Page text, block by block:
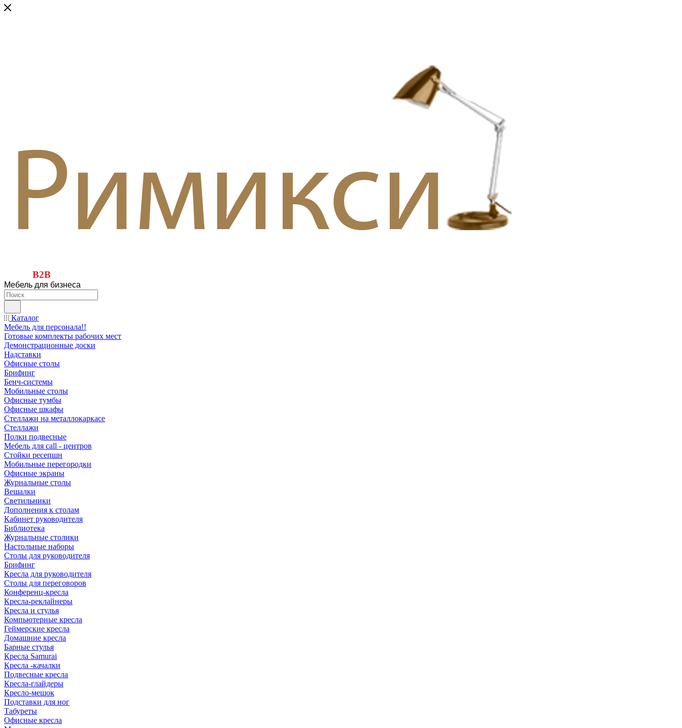
B2B
Мебель для бизнеса
Каталог
Мебель для персонала!!
Готовые комплекты рабочих мест
Демонстрационные доски
Надставки
Офисные столы
Брифинг
Бенч-системы
Мобильные столы
Офисные тумбы
Офисные шкафы
Стеллажи на металлокаркасе
Стеллажи
Полки подвесные
Мебель для call - центров
Стойки ресепшн
Мобильные перегородки
Офисные экраны
Журнальные столы
Вешалки
Светильники
Дополнения к столам
Кабинет руководителя
Библиотека
Журнальные столики
Настольные наборы
Столы для руководителя
Брифинг
Кресла для руководителя
Столы для переговоров
Конференц-кресла
Кресла-реклайнеры
Кресла и стулья
Компьютерные кресла
Геймерские кресла
Домашние кресла
Барные стулья
Кресла Samurai
Кресла -качалки
Подвесные кресла
Кресла-глайдеры
Кресло-мешок
Подставки для ног
Табуреты
Офисные кресла